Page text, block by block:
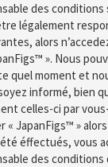
des conditions
légalement
alors
». Nous
quel moment et
informé, bien
celles-ci par
« JapanFigs™ »
éffectués, vous
des conditions